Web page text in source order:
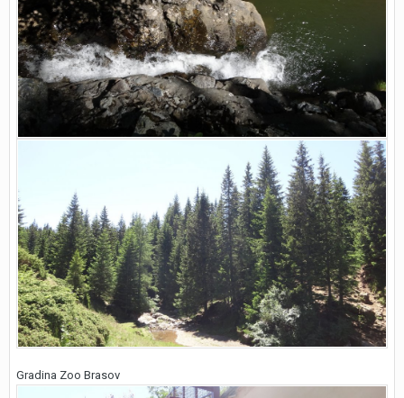
Gradina Zoo Brasov